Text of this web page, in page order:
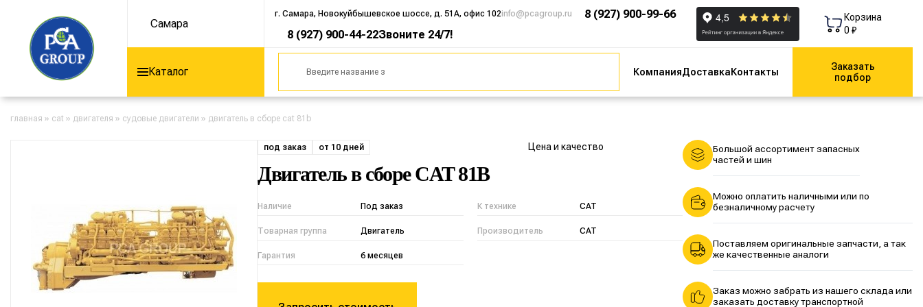
Самара
г. Самара, Новокуйбышевское шоссе, д. 51А, офис 102info@pcagroup.ru
8 (927) 900-99-66
8 (927) 900-44-22Звоните 24/7!
Корзина
0 ₽
Каталог КомпанияДоставкаКонтакты
Заказать
подбор
главная » cat » двигателя » судовые двигатели » двигатель в сборе cat 81b
под заказ от 10 дней Цена и качество
Двигатель в сборе CAT 81B
Наличие Под заказ К технике CAT
Товарная группа Двигатель Производитель CAT
Гарантия 6 месяцев
Большой ассортимент запасных
частей и шин
Можно оплатить наличными или по
безналичному расчету
Поставляем оригинальные запчасти, а так
же качественные аналоги
Заказ можно забрать из нашего склада или
заказать доставку транспортной